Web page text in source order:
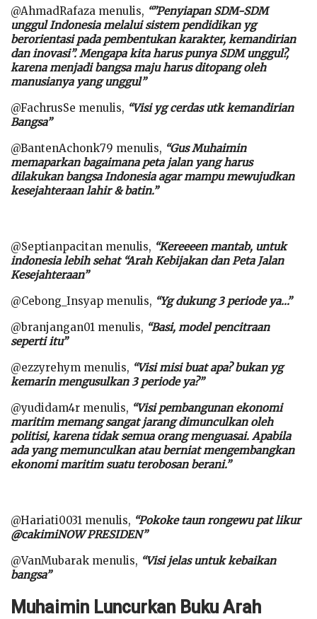
@AhmadRafaza menulis, “”Penyiapan SDM-SDM
unggul Indonesia melalui sistem pendidikan yg
berorientasi pada pembentukan karakter, kemandirian
dan inovasi”. Mengapa kita harus punya SDM unggul?,
karena menjadi bangsa maju harus ditopang oleh
manusianya yang unggul”
@FachrusSe menulis, “Visi yg cerdas utk kemandirian
Bangsa”
@BantenAchonk79 menulis, “Gus Muhaimin
memaparkan bagaimana peta jalan yang harus
dilakukan bangsa Indonesia agar mampu mewujudkan
kesejahteraan lahir & batin.”
@Septianpacitan menulis, “Kereeeen mantab, untuk
indonesia lebih sehat “Arah Kebijakan dan Peta Jalan
Kesejahteraan”
@Cebong_Insyap menulis, “Yg dukung 3 periode ya…”
@branjangan01 menulis, “Basi, model pencitraan
seperti itu”
@ezzyrehym menulis, “Visi misi buat apa? bukan yg
kemarin mengusulkan 3 periode ya?”
@yudidam4r menulis, “Visi pembangunan ekonomi
maritim memang sangat jarang dimunculkan oleh
politisi, karena tidak semua orang menguasai. Apabila
ada yang memunculkan atau berniat mengembangkan
ekonomi maritim suatu terobosan berani.”
@Hariati0031 menulis, “Pokoke taun rongewu pat likur
@cakimiNOW PRESIDEN”
@VanMubarak menulis, “Visi jelas untuk kebaikan
bangsa”
Muhaimin Luncurkan Buku Arah